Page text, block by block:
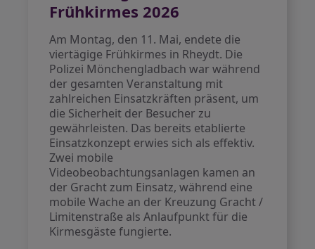
Frühkirmes 2026
Am Montag, den 11. Mai, endete die
viertägige Frühkirmes in Rheydt. Die
Polizei Mönchengladbach war während
der gesamten Veranstaltung mit
zahlreichen Einsatzkräften präsent, um
die Sicherheit der Besucher zu
gewährleisten. Das bereits etablierte
Einsatzkonzept erwies sich als effektiv.
Zwei mobile
Videobeobachtungsanlagen kamen an
der Gracht zum Einsatz, während eine
mobile Wache an der Kreuzung Gracht /
Limitenstraße als Anlaufpunkt für die
Kirmesgäste fungierte.